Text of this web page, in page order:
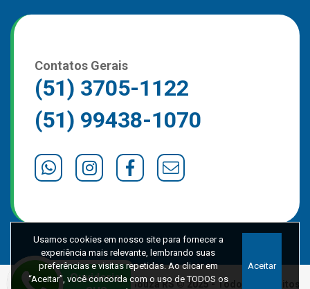
Usamos cookies em nosso site para fornecer a
experiência mais relevante, lembrando suas
preferências e visitas repetidas. Ao clicar em
“Aceitar”, você concorda com o uso de TODOS os
Aceitar
Contatos Gerais
(51) 3705-1122
(51) 99438-1070
Prefeitura de Marques de Souza RS © 2025 - Todos os direitos